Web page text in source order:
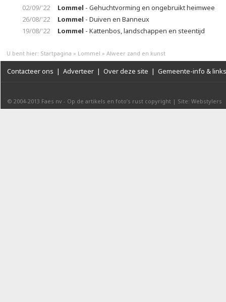
02/09/'22 Lommel - Gehuchtvorming en ongebruikt heimwee
26/08/'22
Lommel - Duiven en Banneux
19/08/'22
Lommel - Kattenbos, landschappen en steentijd
U bent hier: Startpagina » Lommel » Alweer zand en kunst
Contacteer ons | Adverteer | Over deze site | Gemeente-info & links
© 2004-2013 Faes nv - Op de artikels en foto’s rust copyright | Site: Webstylers